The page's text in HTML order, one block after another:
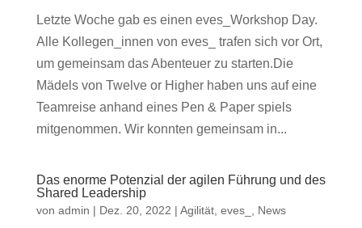
Letzte Woche gab es einen eves_Workshop Day.
Alle Kollegen_innen von eves_ trafen sich vor Ort,
um gemeinsam das Abenteuer zu starten.Die
Mädels von Twelve or Higher haben uns auf eine
Teamreise anhand eines Pen & Paper spiels
mitgenommen. Wir konnten gemeinsam in...
Das enorme Potenzial der agilen Führung und des
Shared Leadership
von admin | Dez. 20, 2022 | Agilität, eves_ News